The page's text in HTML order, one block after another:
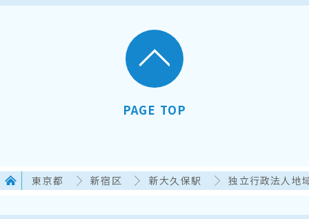
PAGE TOP
東京都 新宿区 新大久保駅 独立行政法人地